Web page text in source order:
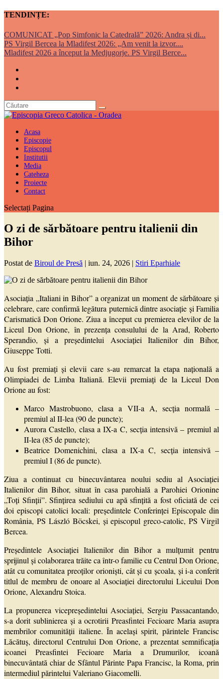
TENDINȚE:
COMUNICAT „Pop Simfonic la Catedrală” 2026: Andra și di...
PS Virgil Bercea la Mladifest 2026: „Am venit la izvor....
Mladifest 2026 a început la Medjugorje. PS Virgil Berce...
Acasa
Episcopie
Episcopul
Institutii
Media
Cateheza
Proiecte
Contact
Selectați Pagina
O zi de sărbătoare pentru italienii din
Bihor
Postat de Biroul de Presă | iun. 24, 2026 | Stiri Eparhiale
Asociația „Italiani in Bihor” a organizat un moment de sărbătoare și
celebrare, care confirmă legătura puternică dintre asociație și Familia
Carismatică Don Orione. Ziua a început cu premierea elevilor de la
Liceul Don Orione, în prezența consulului de la Arad, Roberto
Sperandio, și a președintelui Asociației Italienilor din Bihor,
Giuseppe Totti.
Au fost premiați și elevii care s-au remarcat la etapa națională a
Olimpiadei de Limba Italiană. Elevii premiați de la Liceul Don
Orione au fost:
Marco Mastrobuono, clasa a VII-a A, secția normală –
premiul al II-lea (90 de puncte);
Aurora Castello, clasa a IX-a C, secția intensivă – premiul al
II-lea (85 de puncte);
Beatrice Domenichini, clasa a IX-a C, secția intensivă –
premiul I (86 de puncte).
Ziua a continuat cu binecuvântarea noului sediu al Asociației
Italienilor din Bihor, situat în casa parohială a Parohiei Orionine
„Toți Sfinții”. Sfințirea sediului cu apă sfințită a fost oficiată de cei
doi episcopi catolici locali: președintele Conferinței Episcopale din
România, PS László Böcskei, și episcopul greco-catolic, PS Virgil
Bercea.
Președintele Asociației Italienilor din Bihor a mulțumit pentru
sprijinul și colaborarea trăite ca într-o familie cu Centrul Don Orione,
atât cu comunitatea preoților orioniști, cât și cu școala, și i-a conferit
titlul de membru de onoare al Asociației directorului Liceului Don
Orione, Alexandru Stoica.
La propunerea vicepreședintelui Asociației, Sergiu Passacantando,
s-a dorit sublinierea și a ocrotirii Preasfintei Fecioare Maria asupra
membrilor comunității italiene. În același spirit, părintele Francisc
Lăcătuș, directorul Centrului Don Orione, a prezentat semnificația
icoanei Preasfintei Fecioare Maria a Drumurilor, icoană
binecuvântată chiar de Sfântul Părinte Papa Francisc, la Roma, prin
intermediul părintelui Valeriano Giacomelli.